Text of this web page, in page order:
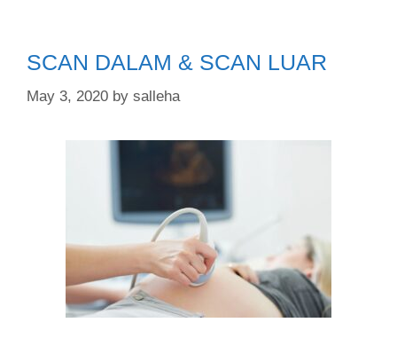
SCAN DALAM & SCAN LUAR
May 3, 2020 by salleha